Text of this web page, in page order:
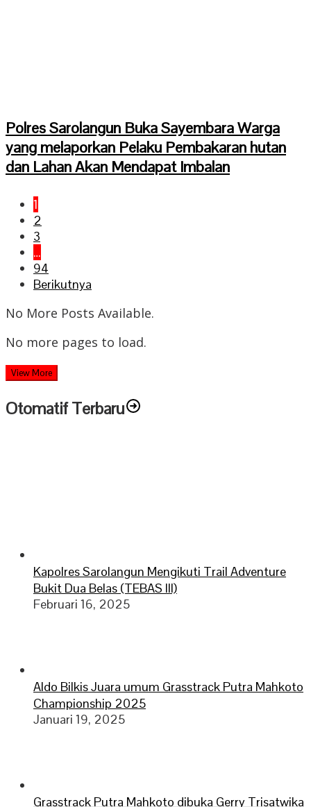
Polres Sarolangun Buka Sayembara Warga
yang melaporkan Pelaku Pembakaran hutan
dan Lahan Akan Mendapat Imbalan
1
2
3
…
94
Berikutnya
No More Posts Available.
No more pages to load.
View More
Otomatif Terbaru
Kapolres Sarolangun Mengikuti Trail Adventure
Bukit Dua Belas (TEBAS III)
Februari 16, 2025
Aldo Bilkis Juara umum Grasstrack Putra Mahkoto
Championship 2025
Januari 19, 2025
Grasstrack Putra Mahkoto dibuka Gerry Trisatwika